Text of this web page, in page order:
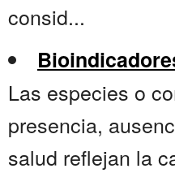
consid...
Las especies o
presencia,
salud reflejan la